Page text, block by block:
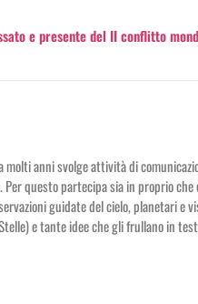
e presente del II conflitto
anni svolge attività di
questo partecipa sia in proprio che
guidate del cielo, planetari e
e tante idee che gli frullano in